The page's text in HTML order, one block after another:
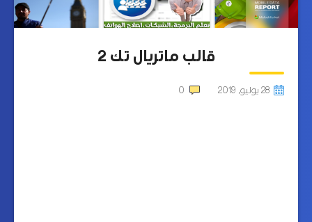
قالب ماتريال تك 2
28 يوليو, 2019 0